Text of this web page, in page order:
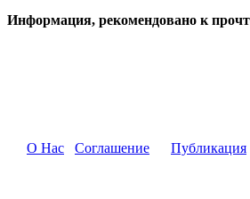
Информация, рекомендовано к
О Нас Соглашение Публикация